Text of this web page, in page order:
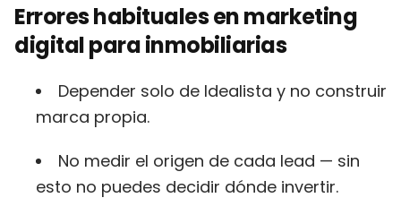
Errores habituales en marketing
digital para inmobiliarias
Depender solo de Idealista y no construir
marca propia.
No medir el origen de cada lead — sin
esto no puedes decidir dónde invertir.